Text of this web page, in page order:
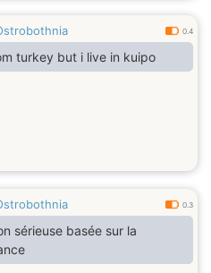
0.4
turkey but i live in kuipo
0.3
sérieuse basée sur la